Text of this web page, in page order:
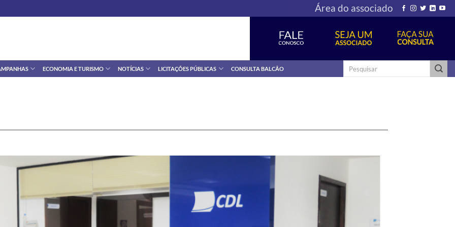
Área do associado
ECONOMIA E TURISMO NOTÍCIAS LICITAÇÕES PÚBLICAS CONSULTA BALCÃO
Pesquisar